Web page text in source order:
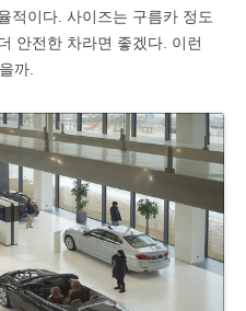
적이다. 사이즈는 구름카 정도
안전한 차라면 좋겠다. 이런
까.